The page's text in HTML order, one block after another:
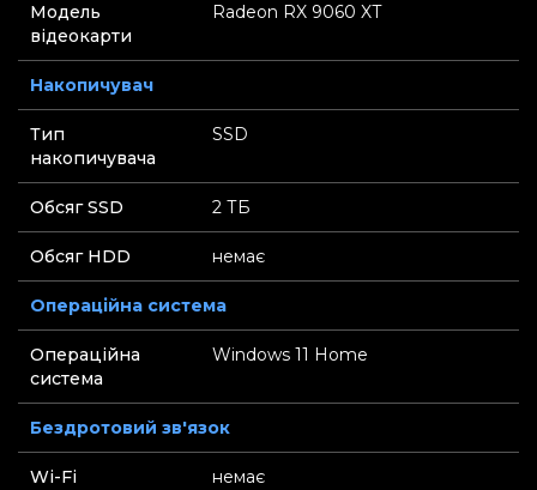
Модель
відеокарти
Radeon RX 9060 XT
Накопичувач
Тип
накопичувача
SSD
Обсяг SSD 2 ТБ
Обсяг HDD немає
Операційна система
Операційна
система
Windows 11 Home
Бездротовий зв'язок
Wi-Fi немає